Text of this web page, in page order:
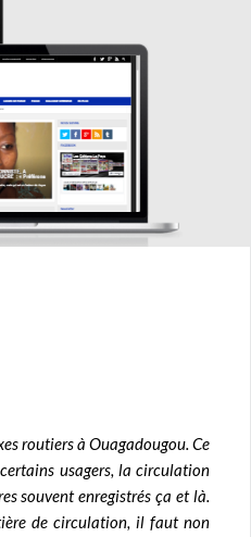
routiers à Ouagadougou. Ce
usagers, la circulation
souvent enregistrés ça et là.
de circulation, il faut non